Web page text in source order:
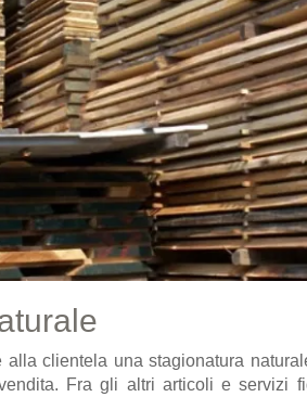
alla clientela una stagionatura
Fra gli altri articoli e servizi